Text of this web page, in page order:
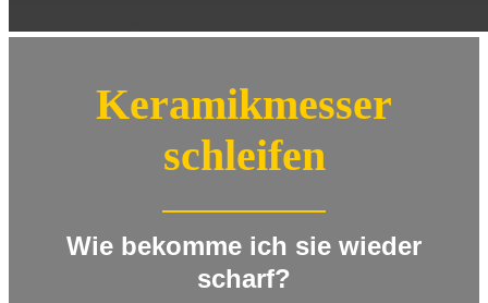
Keramikmesser
schleifen
Wie bekomme ich sie wieder
scharf?